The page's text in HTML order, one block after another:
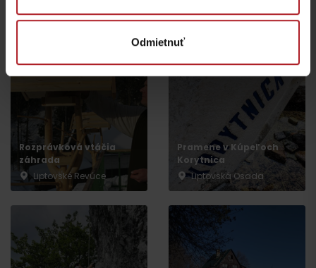
Odmietnuť
ebike nabíjacia stanica
ebike nabíjacia stanica
Rozprávková vtáčia
záhrada
Liptovské Revúce
Pramene v Kúpeľoch
Korytnica
Liptovská Osada